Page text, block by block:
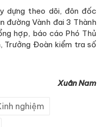
dựng theo dõi, đôn đốc
đường Vành đai 3 Thành
hợp, báo cáo Phó Thủ
Trưởng Đoàn kiểm tra số
Xuân Nam
nghiệm